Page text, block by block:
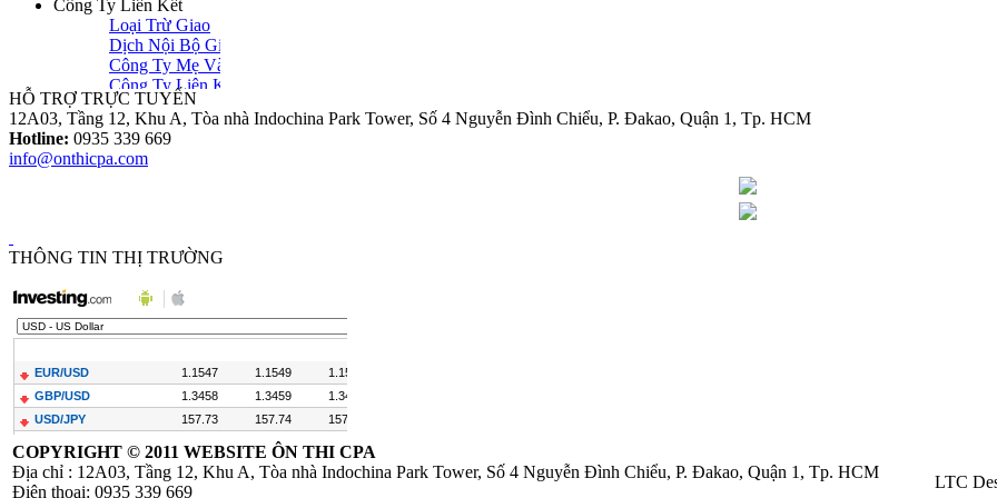
Dịch Nội Bộ Giữa
Công Ty Mẹ Và
Công Ty Liên Kết
Thông tư
NHNN
586/TCT-CS
Hướng dẫn các nội
dung chính sách
GTGT
HỖ TRỢ TRỰC TUYẾN
12A03, Tầng 12, Khu A, Tòa nhà Indochina Park Tower, Số 4 Nguyễn Đình Chiểu, P. Đakao, Quận 1, Tp. HCM
Hotline: 0935 339 669
info@onthicpa.com
THÔNG TIN THỊ TRƯỜNG
COPYRIGHT © 2011 WEBSITE ÔN THI CPA
Địa chỉ : 12A03, Tầng 12, Khu A, Tòa nhà Indochina Park Tower, Số 4 Nguyễn Đình Chiểu, P. Đakao, Quận 1, Tp. HCM
Điện thoại: 0935 339 669
LTC